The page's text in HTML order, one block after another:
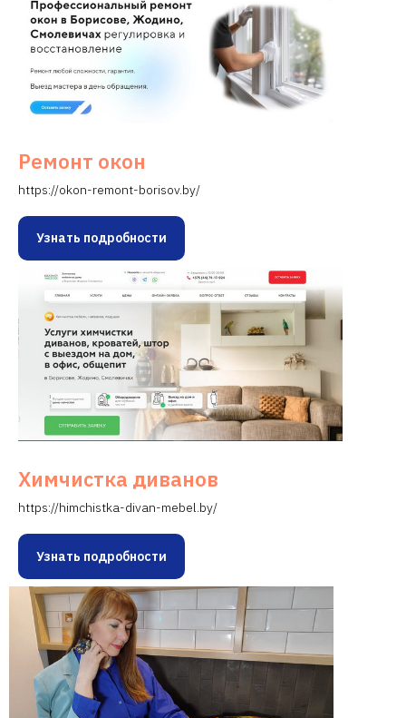
Ремонт окон
https://okon-remont-borisov.by/
Узнать подробности
Химчистка диванов
https://himchistka-divan-mebel.by/
Узнать подробности